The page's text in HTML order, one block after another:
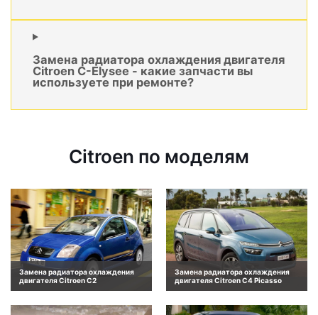
Замена радиатора охлаждения двигателя
Citroen C-Elysee - какие запчасти вы
используете при ремонте?
Citroen по моделям
Замена радиатора охлаждения
двигателя Citroen C2
Замена радиатора охлаждения
двигателя Citroen C4 Picasso